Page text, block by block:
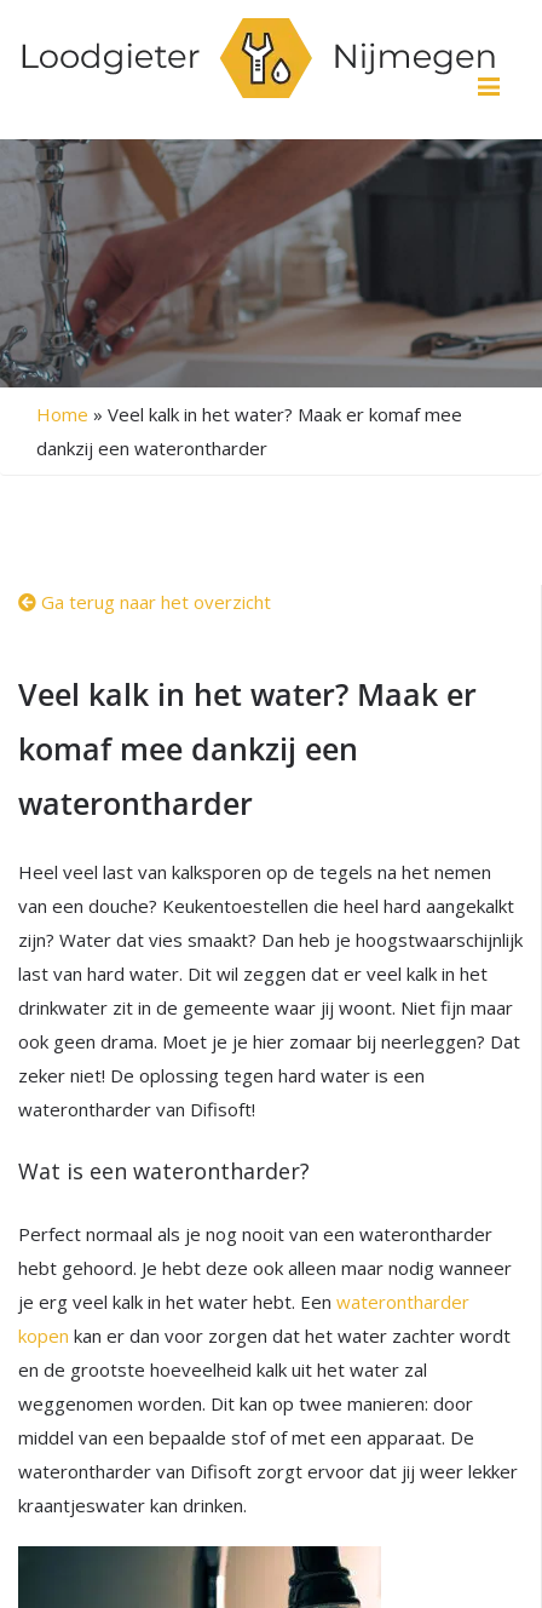
Home » Veel kalk in het water? Maak er komaf mee
dankzij een waterontharder
Ga terug naar het overzicht
Veel kalk in het water? Maak er
komaf mee dankzij een
waterontharder
Heel veel last van kalksporen op de tegels na het nemen
van een douche? Keukentoestellen die heel hard aangekalkt
zijn? Water dat vies smaakt? Dan heb je hoogstwaarschijnlijk
last van hard water. Dit wil zeggen dat er veel kalk in het
drinkwater zit in de gemeente waar jij woont. Niet fijn maar
ook geen drama. Moet je je hier zomaar bij neerleggen? Dat
zeker niet! De oplossing tegen hard water is een
waterontharder van Difisoft!
Wat is een waterontharder?
Perfect normaal als je nog nooit van een waterontharder
hebt gehoord. Je hebt deze ook alleen maar nodig wanneer
je erg veel kalk in het water hebt. Een waterontharder
kopen kan er dan voor zorgen dat het water zachter wordt
en de grootste hoeveelheid kalk uit het water zal
weggenomen worden. Dit kan op twee manieren: door
middel van een bepaalde stof of met een apparaat. De
waterontharder van Difisoft zorgt ervoor dat jij weer lekker
kraantjeswater kan drinken.